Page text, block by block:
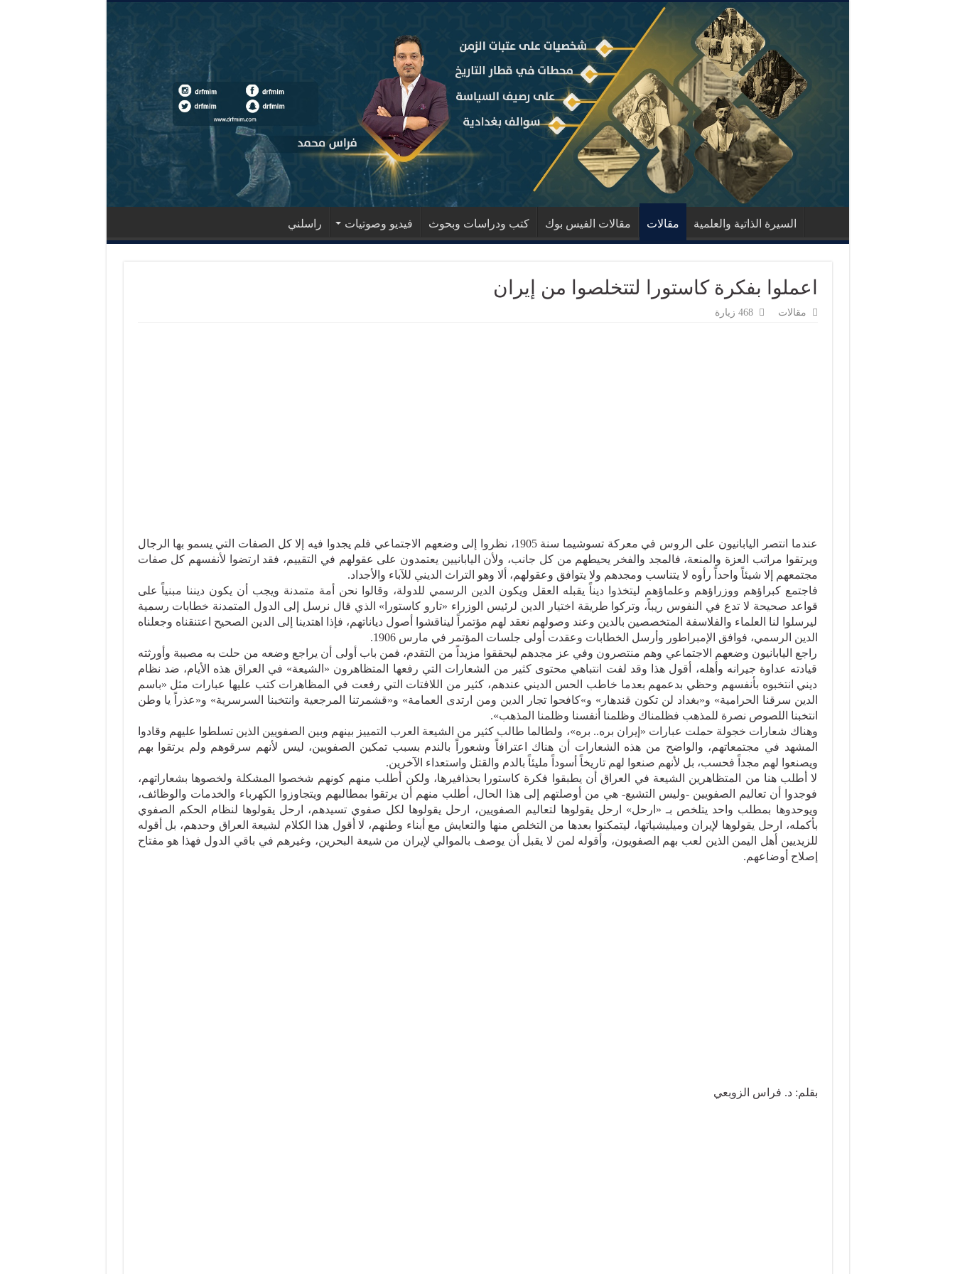
السيرة الذاتية والعلمية مقالات مقالات الفيس بوك كتب ودراسات وبحوث فيديو وصوتيات راسلني
اعملوا بفكرة كاستورا لتتخلصوا من إيران
مقالات 468 زيارة
عندما انتصر اليابانيون على الروس في معركة تسوشيما سنة 1905، نظروا إلى وضعهم الاجتماعي فلم يجدوا فيه إلا كل الصفات التي يسمو بها الرجال
ويرتقوا مراتب العزة والمنعة، فالمجد والفخر يحيطهم من كل جانب، ولأن اليابانيين يعتمدون على عقولهم في التقييم، فقد ارتضوا لأنفسهم كل صفات
مجتمعهم إلا شيئاً واحداً رأوه لا يتناسب ومجدهم ولا يتوافق وعقولهم، ألا وهو التراث الديني للآباء والأجداد.
فاجتمع كبراؤهم ووزراؤهم وعلماؤهم ليتخذوا ديناً يقبله العقل ويكون الدين الرسمي للدولة، وقالوا نحن أمة متمدنة ويجب أن يكون ديننا مبنياً على
قواعد صحيحة لا تدع في النفوس ريباً، وتركوا طريقة اختيار الدين لرئيس الوزراء «تارو كاستورا» الذي قال نرسل إلى الدول المتمدنة خطابات رسمية
ليرسلوا لنا العلماء والفلاسفة المتخصصين بالدين وعند وصولهم نعقد لهم مؤتمراً ليناقشوا أصول دياناتهم، فإذا اهتدينا إلى الدين الصحيح اعتنقناه وجعلناه
الدين الرسمي، فوافق الإمبراطور وأرسل الخطابات وعقدت أولى جلسات المؤتمر في مارس 1906.
راجع اليابانيون وضعهم الاجتماعي وهم منتصرون وفي عز مجدهم ليحققوا مزيداً من التقدم، فمن باب أولى أن يراجع وضعه من حلت به مصيبة وأورثته
قيادته عداوة جيرانه وأهله، أقول هذا وقد لفت انتباهي محتوى كثير من الشعارات التي رفعها المتظاهرون «الشيعة» في العراق هذه الأيام، ضد نظام
ديني انتخبوه بأنفسهم وحظي بدعمهم بعدما خاطب الحس الديني عندهم، كثير من اللافتات التي رفعت في المظاهرات كتب عليها عبارات مثل «باسم
الدين سرقنا الحرامية» و«بغداد لن تكون قندهار» و»كافحوا تجار الدين ومن ارتدى العمامة» و«قشمرتنا المرجعية وانتخبنا السرسرية» و«عذراً يا وطن
انتخبنا اللصوص نصرة للمذهب فظلمناك وظلمنا أنفسنا وظلمنا المذهب».
وهناك شعارات خجولة حملت عبارات «إيران بره.. بره»، ولطالما طالب كثير من الشيعة العرب التمييز بينهم وبين الصفويين الذين تسلطوا عليهم وقادوا
المشهد في مجتمعاتهم، والواضح من هذه الشعارات أن هناك اعترافاً وشعوراً بالندم بسبب تمكين الصفويين، ليس لأنهم سرقوهم ولم يرتقوا بهم
ويصنعوا لهم مجداً فحسب، بل لأنهم صنعوا لهم تاريخاً أسوداً مليئاً بالدم والقتل واستعداء الآخرين.
لا أطلب هنا من المتظاهرين الشيعة في العراق أن يطبقوا فكرة كاستورا بحذافيرها، ولكن أطلب منهم كونهم شخصوا المشكلة ولخصوها بشعاراتهم،
فوجدوا أن تعاليم الصفويين -وليس التشيع- هي من أوصلتهم إلى هذا الحال، أطلب منهم أن يرتقوا بمطالبهم ويتجاوزوا الكهرباء والخدمات والوظائف،
ويوحدوها بمطلب واحد يتلخص بـ «ارحل» ارحل يقولوها لتعاليم الصفويين، ارحل يقولوها لكل صفوي تسيدهم، ارحل يقولوها لنظام الحكم الصفوي
بأكمله، ارحل يقولوها لإيران وميليشياتها، ليتمكنوا بعدها من التخلص منها والتعايش مع أبناء وطنهم، لا أقول هذا الكلام لشيعة العراق وحدهم، بل أقوله
للزيديين أهل اليمن الذين لعب بهم الصفويون، وأقوله لمن لا يقبل أن يوصف بالموالي لإيران من شيعة البحرين، وغيرهم في باقي الدول فهذا هو مفتاح
إصلاح أوضاعهم.
بقلم: د. فراس الزوبعي